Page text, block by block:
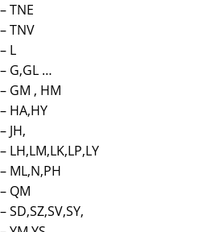
– TNE
– TNV
– L
– G,GL …
– GM , HM
– HA,HY
– JH,
– LH,LM,LK,LP,LY
– ML,N,PH
– QM
– SD,SZ,SV,SY,